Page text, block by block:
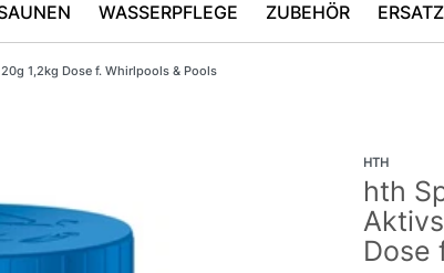
WASSERPFLEGE ZUBEHÖR
1,2kg Dose f. Whirlpools & Pools
HTH
hth
Dose